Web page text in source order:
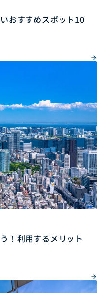
おすすめスポット10
！利用するメリット